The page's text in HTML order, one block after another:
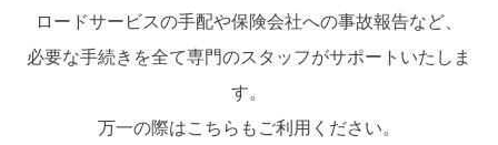
ロードサービスの手配や保険会社への事故報告など、
必要な手続きを全て専門のスタッフがサポートいたしま
す。
万一の際はこちらもご利用ください。